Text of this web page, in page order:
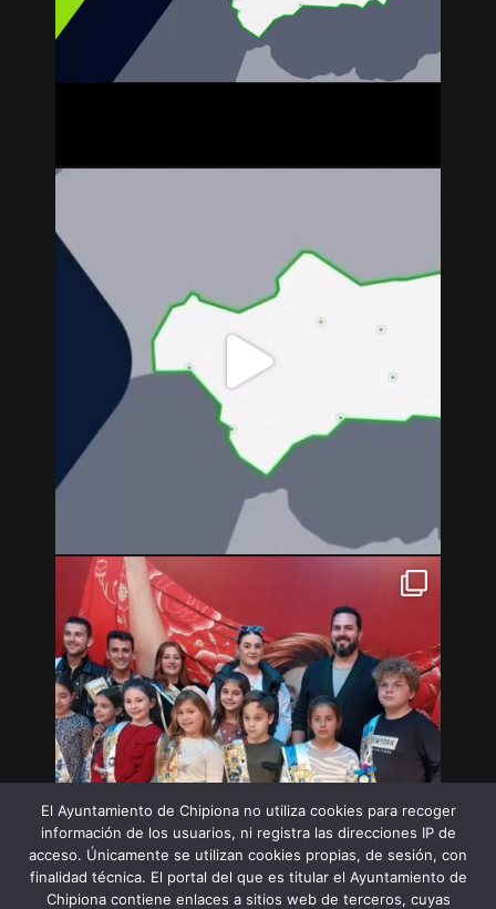
El Ayuntamiento de Chipiona no utiliza cookies para recoger
información de los usuarios, ni registra las direcciones IP de
acceso. Únicamente se utilizan cookies propias, de sesión, con
finalidad técnica. El portal del que es titular el Ayuntamiento de
Chipiona contiene enlaces a sitios web de terceros, cuyas